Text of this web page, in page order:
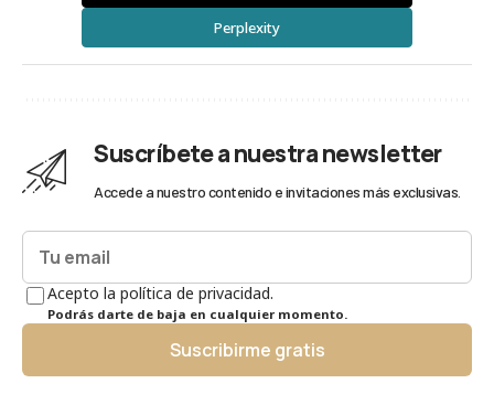
Perplexity
Suscríbete a nuestra newsletter
Accede a nuestro contenido e invitaciones más exclusivas.
Acepto la política de privacidad.
Podrás darte de baja en cualquier momento.
Suscribirme gratis